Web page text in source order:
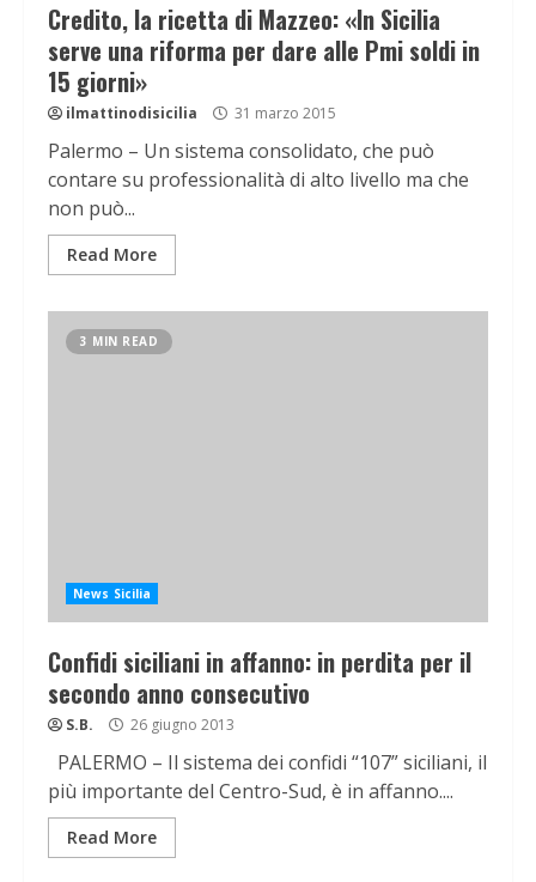
Credito, la ricetta di Mazzeo: «In Sicilia
serve una riforma per dare alle Pmi soldi in
15 giorni»
ilmattinodisicilia 31 marzo 2015
Palermo – Un sistema consolidato, che può
contare su professionalità di alto livello ma che
non può...
Read More
3 MIN READ
News Sicilia
Confidi siciliani in affanno: in perdita per il
secondo anno consecutivo
S.B. 26 giugno 2013
PALERMO – Il sistema dei confidi “107” siciliani, il
più importante del Centro-Sud, è in affanno....
Read More